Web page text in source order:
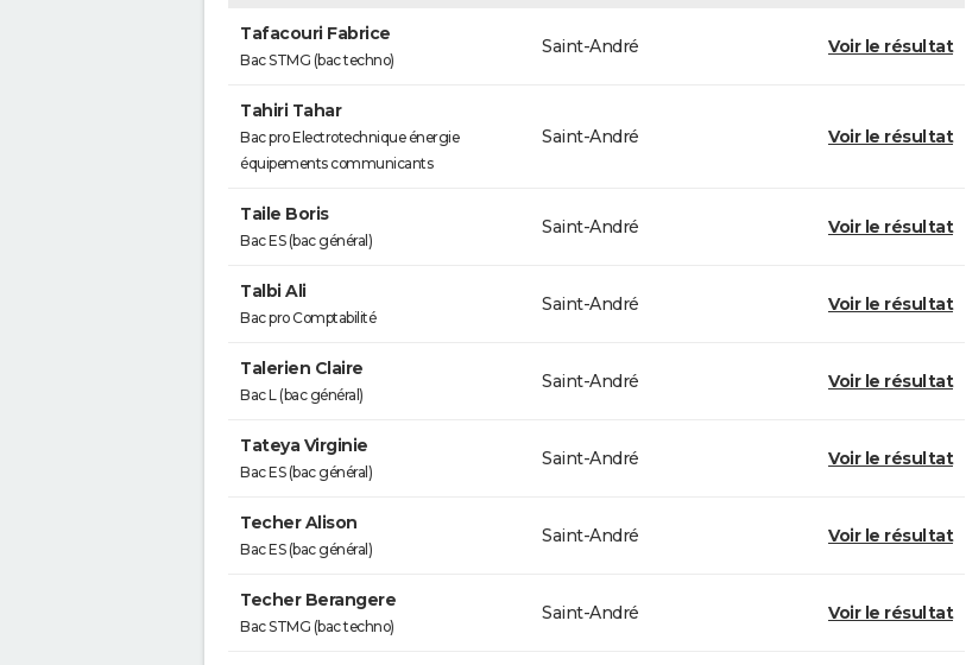
Tafacouri Fabrice
Bac STMG (bac techno)
Saint-André Voir le résultat
Tahiri Tahar
Bac pro Electrotechnique énergie
équipements communicants
Saint-André Voir le résultat
Taile Boris
Bac ES (bac général)
Saint-André Voir le résultat
Talbi Ali
Bac pro Comptabilité
Saint-André Voir le résultat
Talerien Claire
Bac L (bac général)
Saint-André Voir le résultat
Tateya Virginie
Bac ES (bac général)
Saint-André Voir le résultat
Techer Alison
Bac ES (bac général)
Saint-André Voir le résultat
Techer Berangere
Bac STMG (bac techno)
Saint-André Voir le résultat